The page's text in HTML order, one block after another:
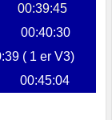
00:39:45
00:40:30
( 1 er V3)
00:45:04